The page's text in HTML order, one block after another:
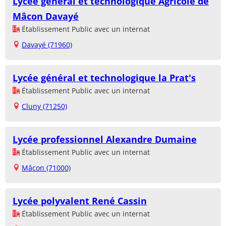
Mâcon Davayé
Établissement Public avec un internat
Davayé (71960)
Lycée général et technologique la Prat's
Établissement Public avec un internat
Cluny (71250)
Lycée professionnel Alexandre Dumaine
Établissement Public avec un internat
Mâcon (71000)
Lycée polyvalent René Cassin
Établissement Public avec un internat